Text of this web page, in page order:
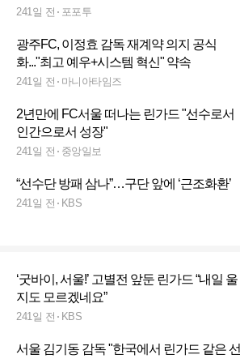
241일 전 포포투
광주FC, 이정효 감독 재계약 의지 공식
화..."최고 예우+시스템 혁신" 약속
241일 전 마니아타임즈
2년만에 FC서울 떠나는 린가드 "선수로서
인간으로서 성장"
241일 전 중앙일보
“선수단 방패 삼나”…구단 앞에 ‘근조화환’
241일 전 KBS
‘굿바이, 서울!’ 고별전 앞둔 린가드 “내일 울
지도 모르겠네요”
241일 전 KBS
서울 김기동 감독 "한국에서 린가드 같은 선